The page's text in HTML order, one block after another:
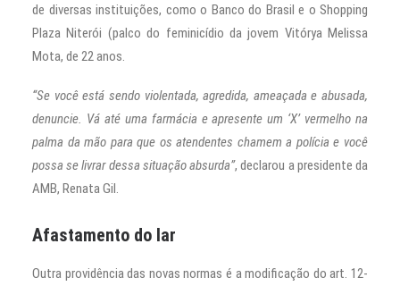
de diversas instituições, como o Banco do Brasil e o Shopping
Plaza Niterói (palco do feminicídio da jovem Vitórya Melissa
Mota, de 22 anos.
“Se você está sendo violentada, agredida, ameaçada e abusada,
denuncie. Vá até uma farmácia e apresente um ‘X’ vermelho na
palma da mão para que os atendentes chamem a polícia e você
possa se livrar dessa situação absurda”, declarou a presidente da
AMB, Renata Gil.
Afastamento do lar
Outra providência das novas normas é a modificação do art. 12-